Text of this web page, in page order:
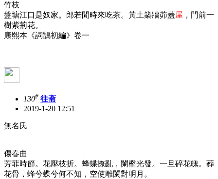
竹枝
盤塘江口是奴家。郎若閒時來吃茶。黃土築牆茆蓋屋 ，門前一
樹紫荊花。
康熙本《詞鵠初編》卷一
130# 往斋
2019-1-20 12:51
無名氏
傷春曲
芳菲時節。花壓枝折。蜂蝶撩亂，闌檻光發。一旦碎花魄。葬
花骨，蜂兮蝶兮何不知，空使雕闌對明月。